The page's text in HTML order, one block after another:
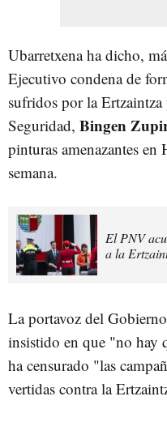
Ubarretxena ha dicho,
Ejecutivo condena de
sufridos por la
Seguridad, Bingen
pinturas amenazantes
semana.
El PNV
a la
La portavoz del
insistido en que "no hay
ha censurado "las
vertidas contra la